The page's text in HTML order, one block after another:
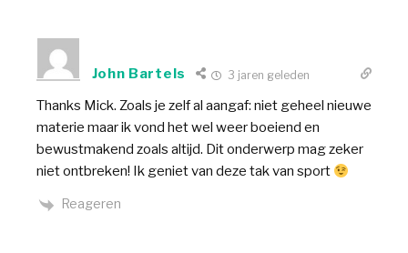
John Bartels 3 jaren geleden
Thanks Mick. Zoals je zelf al aangaf: niet geheel nieuwe
materie maar ik vond het wel weer boeiend en
bewustmakend zoals altijd. Dit onderwerp mag zeker
niet ontbreken! Ik geniet van deze tak van sport
Reageren